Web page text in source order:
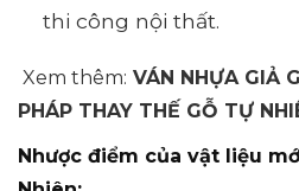
thi công nội thất.
Xem thêm: VÁN NHỰA GIẢ
PHÁP THAY THẾ GỖ TỰ
Nhược điểm của vật liệu